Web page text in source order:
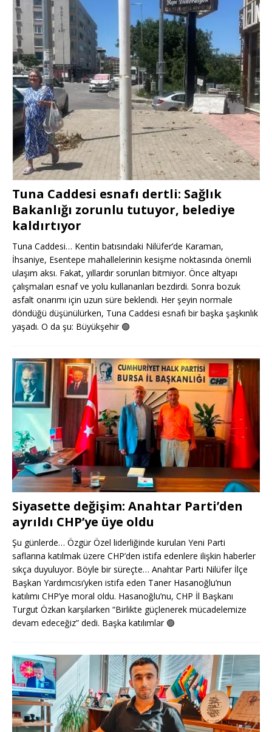
Tuna Caddesi esnafı dertli: Sağlık
Bakanlığı zorunlu tutuyor, belediye
kaldırtıyor
Tuna Caddesi… Kentin batısındaki Nilüfer’de Karaman,
İhsaniye, Esentepe mahallelerinin kesişme noktasında önemli
ulaşım aksı. Fakat, yıllardır sorunları bitmiyor. Önce altyapı
çalışmaları esnaf ve yolu kullananları bezdirdi. Sonra bozuk
asfalt onarımı için uzun süre beklendi. Her şeyin normale
döndüğü düşünülürken, Tuna Caddesi esnafı bir başka şaşkınlık
yaşadı. O da şu: Büyükşehir 🟢
Siyasette değişim: Anahtar Parti’den
ayrıldı CHP’ye üye oldu
Şu günlerde… Özgür Özel liderliğinde kurulan Yeni Parti
saflarına katılmak üzere CHP’den istifa edenlere ilişkin haberler
sıkça duyuluyor. Böyle bir süreçte… Anahtar Parti Nilüfer İlçe
Başkan Yardımcısı’yken istifa eden Taner Hasanoğlu’nun
katılımı CHP’ye moral oldu. Hasanoğlu’nu, CHP İl Başkanı
Turgut Özkan karşılarken “Birlikte güçlenerek mücadelemize
devam edeceğiz” dedi. Başka katılımlar 🟢